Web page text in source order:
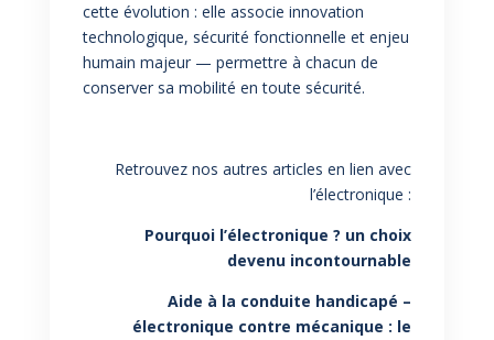
cette évolution : elle associe innovation
technologique, sécurité fonctionnelle et enjeu
humain majeur — permettre à chacun de
conserver sa mobilité en toute sécurité.
Retrouvez nos autres articles en lien avec
l’électronique :
Pourquoi l’électronique ? un choix
devenu incontournable
Aide à la conduite handicapé –
électronique contre mécanique : le